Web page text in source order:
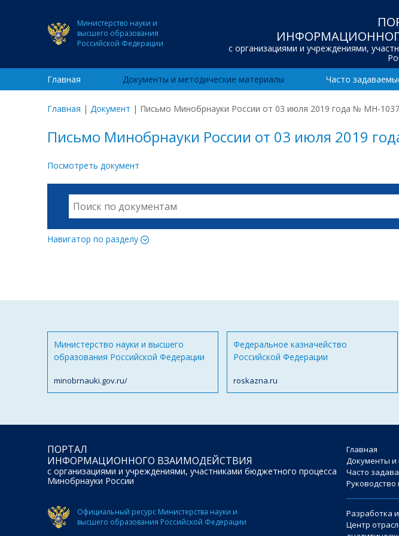
Министерство науки и
высшего образования
Российской Федерации
с организациями и учреждениями,
Главная Документы и методические материалы Часто
Главная | Документ | Письмо Минобрнауки России от 03 июля 2019 года № МН-
Письмо Минобрнауки России от 03 июля 2019
Посмотреть документ
Навигатор по разделу
Министерство науки и высшего
образования Российской Федерации
minobrnauki.gov.ru/
Федеральное казначейство
Российской Федерации
roskazna.ru
ПОРТАЛ
ИНФОРМАЦИОННОГО ВЗАИМОДЕЙСТВИЯ
с организациями и учреждениями, участниками бюджетного процесса
Минобрнауки России
Официальный ресурс Министерства науки и
высшего образования Российской Федерации
Главная
Документы и
Часто
Руководство
Разработка
Центр